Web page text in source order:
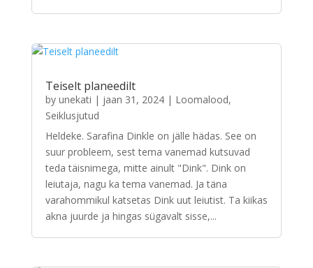
Teiselt planeedilt
by unekati | jaan 31, 2024| Loomalood,
Seiklusjutud
Heldeke. Sarafina Dinkle on jälle hädas. See on
suur probleem, sest tema vanemad kutsuvad
teda täisnimega, mitte ainult "Dink". Dink on
leiutaja, nagu ka tema vanemad. Ja täna
varahommikul katsetas Dink uut leiutist. Ta kiikas
akna juurde ja hingas sügavalt sisse,...